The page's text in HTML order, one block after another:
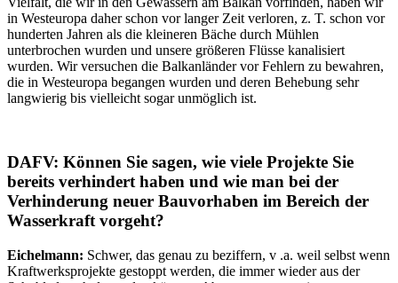
in Westeuropa daher schon vor langer Zeit verloren, z. T. schon vor
hunderten Jahren als die kleineren Bäche durch Mühlen
unterbrochen wurden und unsere größeren Flüsse kanalisiert
wurden. Wir versuchen die Balkanländer vor Fehlern zu bewahren,
die in Westeuropa begangen wurden und deren Behebung sehr
langwierig bis vielleicht sogar unmöglich ist.
DAFV: Können Sie sagen, wie viele Projekte Sie
bereits verhindert haben und wie man bei der
Verhinderung neuer Bauvorhaben im Bereich der
Wasserkraft vorgeht?
Eichelmann: Schwer, das genau zu beziffern, v .a. weil selbst wenn
Kraftwerksprojekte gestoppt werden, die immer wieder aus der